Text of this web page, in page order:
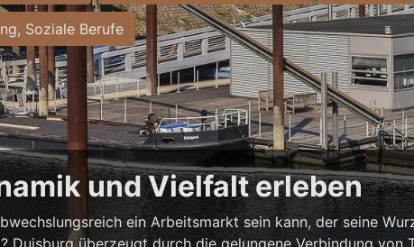
Soziale Berufe
und Vielfalt erleben
ein Arbeitsmarkt sein kann, der seine